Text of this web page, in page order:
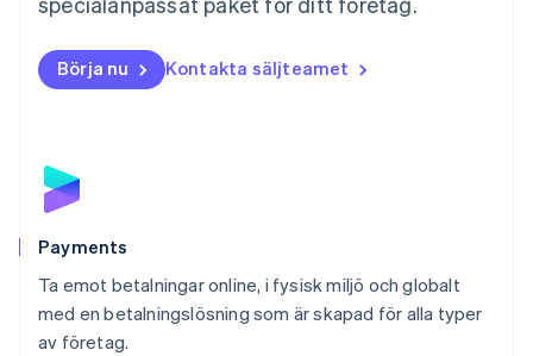
Börja nu Kontakta säljteamet
Payments
Ta emot betalningar online, i fysisk miljö och globalt
med en betalningslösning som är skapad för alla typer
av företag.
NederlandsEnglish
English
Nya Zeeland
Portugal
Português
English
DeutschFrançaisItalianoEnglish
Singapore
English简体中文